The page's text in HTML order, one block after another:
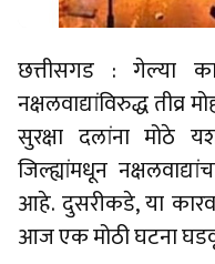
छत्तीसगड : गेल्या
नक्षलवाद्यांविरुद्ध तीव्र
सुरक्षा दलांना
जिल्ह्यांमधून
आहे. दुसरीकडे, या
आज एक मोठी घटना